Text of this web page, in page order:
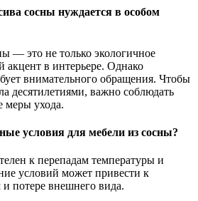
сосны нуждается в особом
— это не только экологичное
в интерьере. Однако
внимательного обращения. Чтобы
десятилетиями, важно соблюдать
меры ухода.
условия для мебели из сосны?
к перепадам температуры и
условий может привести к
потере внешнего вида.